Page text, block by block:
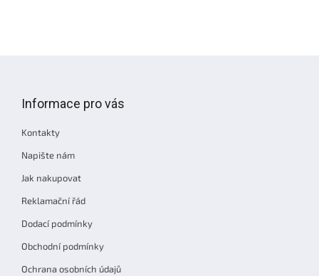
Informace pro vás
Kontakty
Napište nám
Jak nakupovat
Reklamační řád
Dodací podmínky
Obchodní podmínky
Ochrana osobních údajů